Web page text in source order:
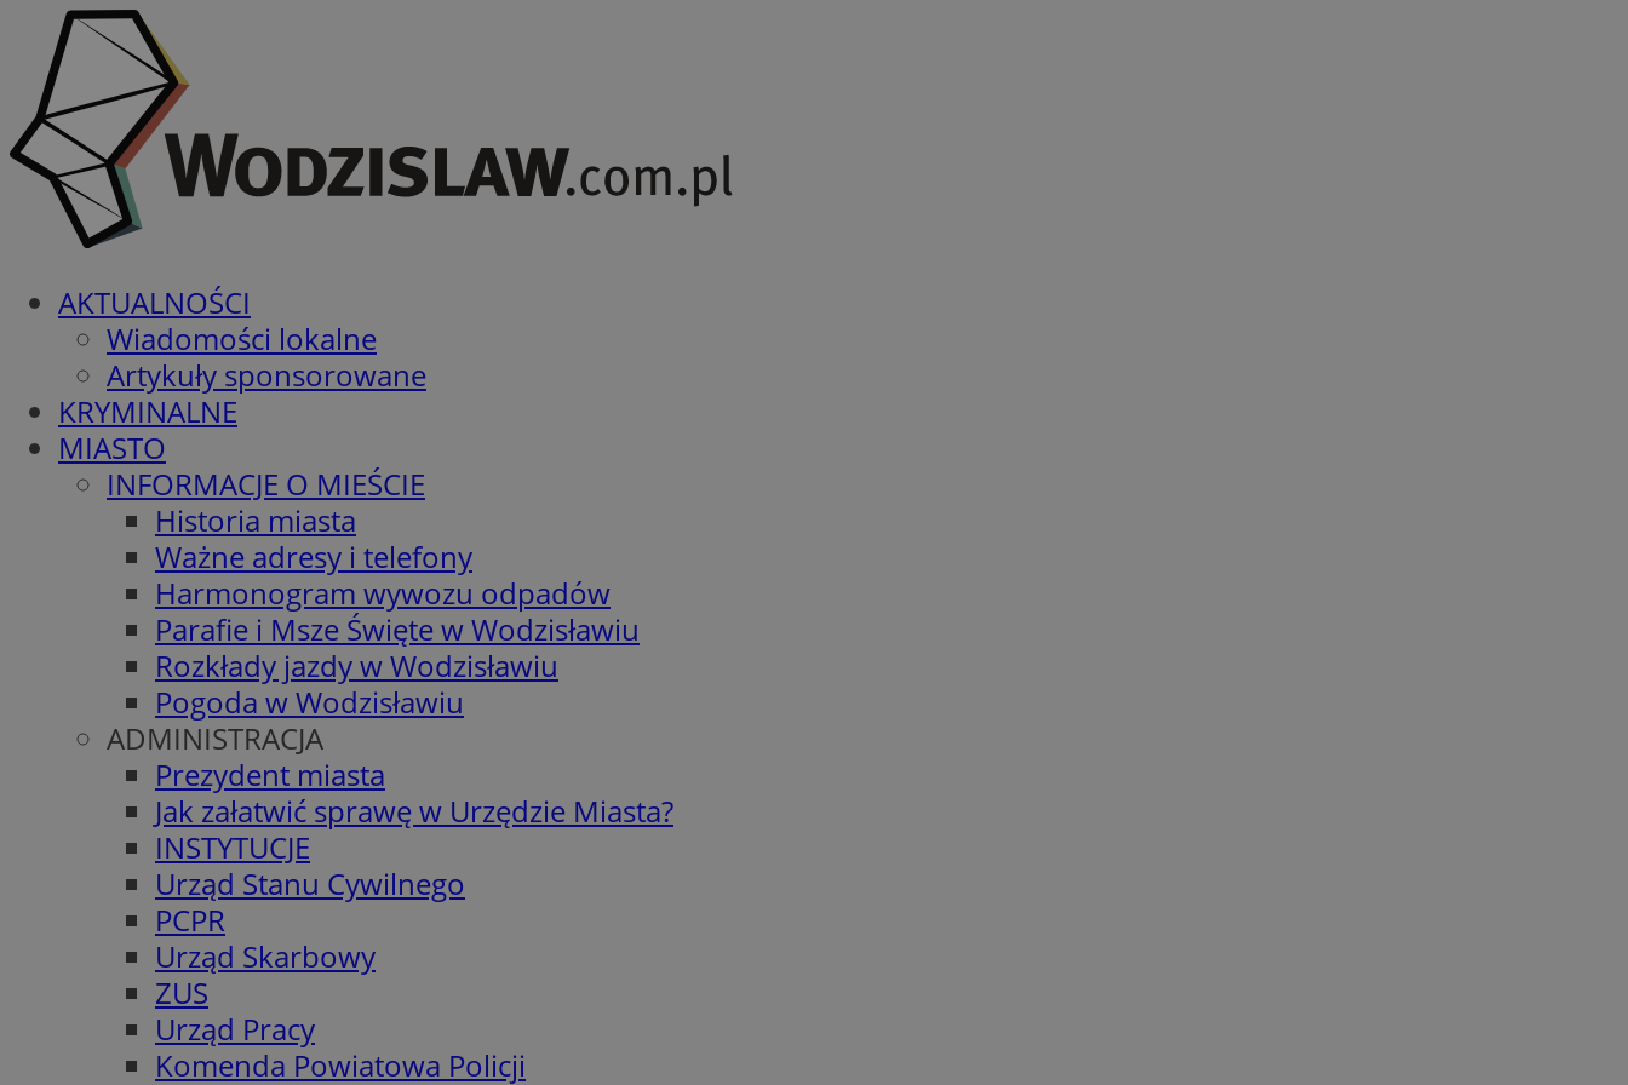
AKTUALNOŚCI
Wiadomości lokalne
Artykuły sponsorowane
KRYMINALNE
MIASTO
INFORMACJE O MIEŚCIE
Historia miasta
Ważne adresy i telefony
Harmonogram wywozu odpadów
Parafie i Msze Święte w Wodzisławiu
Rozkłady jazdy w Wodzisławiu
Pogoda w Wodzisławiu
ADMINISTRACJA
Prezydent miasta
Jak załatwić sprawę w Urzędzie Miasta?
INSTYTUCJE
Urząd Stanu Cywilnego
PCPR
Urząd Skarbowy
ZUS
Urząd Pracy
Komenda Powiatowa Policji